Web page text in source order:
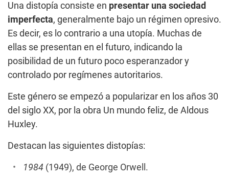
Una distopía consiste en presentar una sociedad
imperfecta, generalmente bajo un régimen opresivo.
Es decir, es lo contrario a una utopía. Muchas de
ellas se presentan en el futuro, indicando la
posibilidad de un futuro poco esperanzador y
controlado por regímenes autoritarios.
Este género se empezó a popularizar en los años 30
del siglo XX, por la obra Un mundo feliz, de Aldous
Huxley.
Destacan las siguientes distopías:
1984 (1949), de George Orwell.